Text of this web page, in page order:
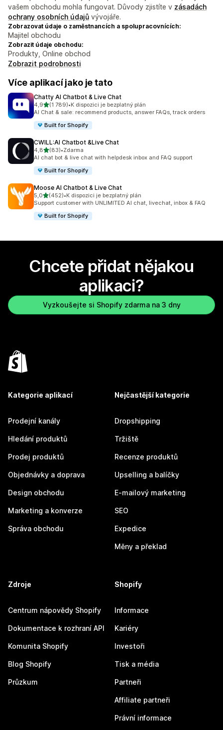
vašem obchodu mohla fungovat. Důvody zjistíte v zásadách
ochrany osobních údajů vývojáře.
Zobrazovat údaje o zaměstnancích a spolupracovnících:
Majitel obchodu
Zobrazit údaje obchodu:
Produkty, Online obchod
Zobrazit podrobnosti
Více aplikací jako je tato
Chatty AI Chatbot & Live Chat
4,9z 5 hvězd
(1 789)
Celkový počet recenzí: 1789
•K dispozici je bezplatný plán
AI Chat & sale: recommend products, answer FAQs, track orders
Built for Shopify
CWILL:AI Chatbot &Live Chat
4,8z 5 hvězd
(83)
Celkový počet recenzí: 83
•Zdarma
AI chat bot & live chat with helpdesk inbox and FAQ support
Built for Shopify
Moose AI Chatbot & Live Chat
5,0z 5 hvězd
(452)
Celkový počet recenzí: 452
•K dispozici je bezplatný plán
Support customer with UNLIMITED AI chat, livechat, inbox & FAQ
Built for Shopify
Chcete přidat nějakou
aplikaci?
Vyzkoušejte si Shopify zdarma na 3 dny
Kategorie aplikací
Prodejní kanály
Hledání produktů
Prodej produktů
Objednávky a doprava
Design obchodu
Marketing a konverze
Správa obchodu
Nejčastější kategorie
Dropshipping
Tržiště
Recenze produktů
Upselling a balíčky
E-mailový marketing
SEO
Expedice
Měny a překlad
Zdroje
Centrum nápovědy Shopify
Dokumentace k rozhraní API
Komunita Shopify
Blog Shopify
Průzkum
Shopify
Informace
Kariéry
Investoři
Tisk a média
Partneři
Affiliate partneři
Právní informace